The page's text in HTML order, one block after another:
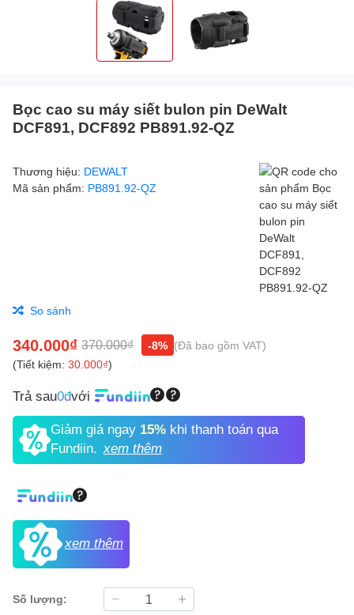
Bọc cao su máy siết bulon pin DeWalt
DCF891, DCF892 PB891.92-QZ
Thương hiệu: DEWALT
Mã sản phẩm: PB891.92-QZ
So sánh
340.000₫ 370.000₫ -8% (Đã bao gồm VAT)
(Tiết kiệm: 30.000₫)
Trả sau0đvới
Giảm giá ngay 15%khi thanh toán qua
Fundiin. xem thêm
xem thêm
Số lượng: